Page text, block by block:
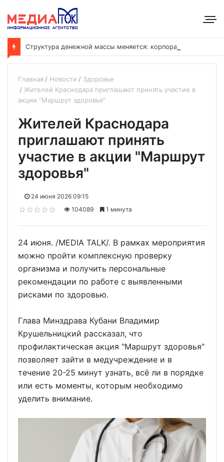
Главная Новости
Здоровье
Жителей Краснодара приглашают принять участие в
акции "Маршрут здоровья"
Жителей Краснодара
приглашают принять
участие в акции "Маршрут
здоровья"
24 июня 2026 09:15
104089
1 минута
24 июня. /MEDIA TALK/. В рамках мероприятия
можно пройти комплексную проверку
организма и получить персональные
рекомендации по работе с выявленными
рисками по здоровью.
Глава Минздрава Кубани Владимир
Крушельницкий рассказал, что
профилактическая акция "Маршрут здоровья"
позволяет зайти в медучреждение и в
течение 20-25 минут узнать, всё ли в порядке
или есть моменты, которым необходимо
уделить внимание.